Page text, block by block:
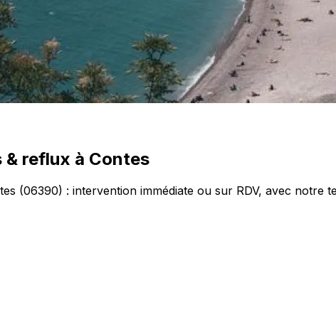
reflux à Contes
(06390) : intervention immédiate ou sur RDV, avec notre